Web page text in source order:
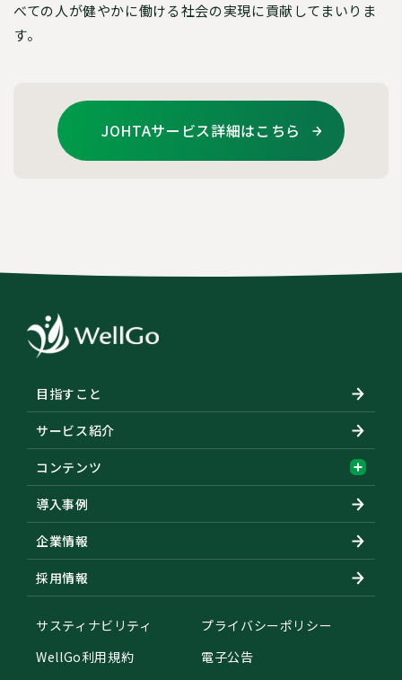
べての人が健やかに働ける社会の実現に貢献してまいりま
す。
JOHTAサービス詳細はこちら
目指すこと
サービス紹介
コンテンツ
導入事例
企業情報
採用情報
サスティナビリティ
プライバシーポリシー
WellGo利用規約
電子公告